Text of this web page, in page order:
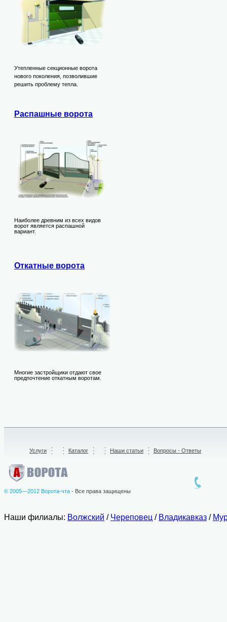
Утепленные секционные ворота
нового поколения, позволившие
решить проблему тепла.
Распашные ворота
Наиболее древним из всех видов
ворот является распашной
вариант.
Откатные ворота
Многие застройщики отдают свое
предпочтение откатным воротам.
Услуги Каталог Наши статьи Вопросы - Ответы
© 2005—2012 Ворота-чта - Все права защищены
Наши филиалы: Волжский / Череповец / Владикавказ /